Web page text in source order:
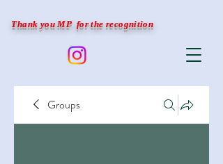
Thank you MP for the recognition
Groups